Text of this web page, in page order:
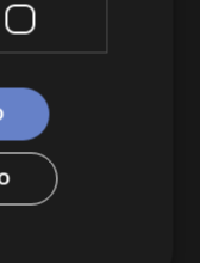
temas de
historia
con la